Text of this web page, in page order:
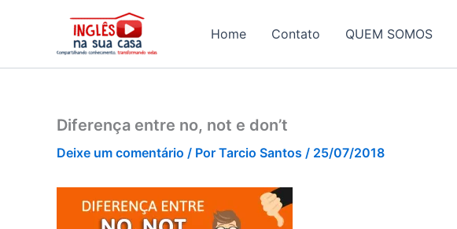
conteúdo
Home Contato QUEM SOMOS
Diferença entre no, not e don’t
Deixe um comentário / Por Tarcio Santos / 25/07/2018